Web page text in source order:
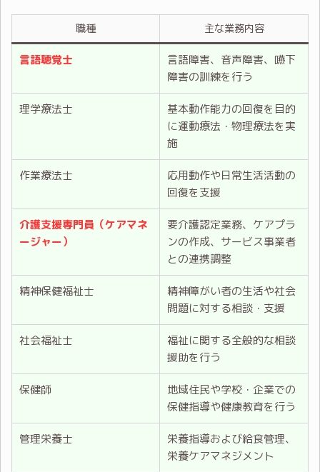
職種 主な業務内容
言語聴覚士
言語障害、音声障害、嚥下
障害の訓練を行う
理学療法士
基本動作能力の回復を目的
に運動療法・物理療法を実
施
作業療法士
応用動作や日常生活活動の
回復を支援
介護支援専門員（ケアマネ
ージャー）
要介護認定業務、ケアプラ
ンの作成、サービス事業者
との連携調整
精神保健福祉士
精神障がい者の生活や社会
問題に対する相談・支援
社会福祉士
福祉に関する全般的な相談
援助を行う
保健師
地域住民や学校・企業での
保健指導や健康教育を行う
管理栄養士
栄養指導および給食管理、
栄養ケアマネジメント